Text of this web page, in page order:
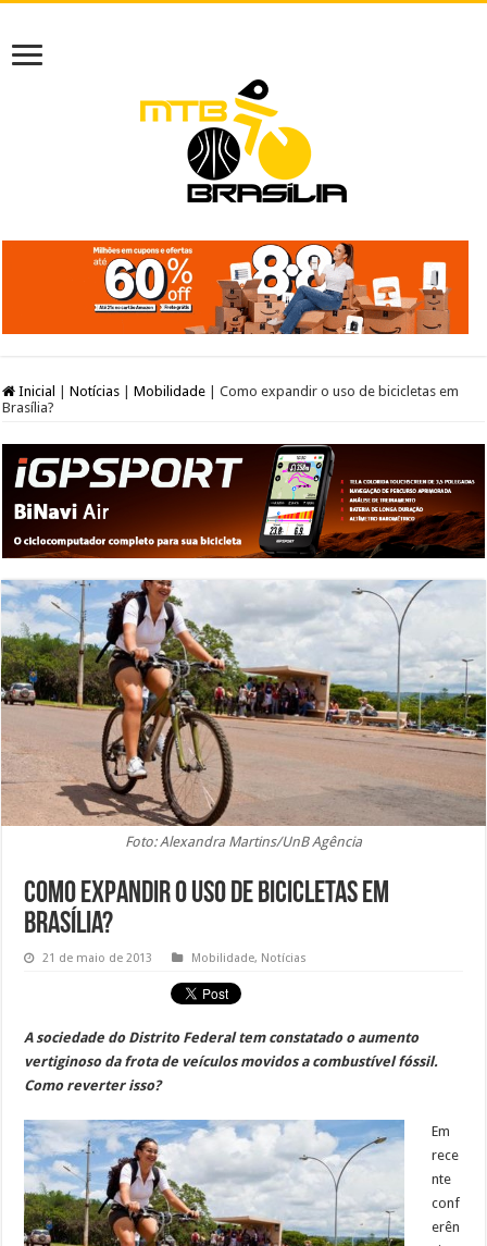
Inicial Notícias Mobilidade
Como expandir o uso de bicicletas em
Brasília?
Foto: Alexandra Martins/UnB Agência
Como expandir o uso de bicicletas em
Brasília?
21 de maio de 2013 Mobilidade, Notícias
A sociedade do Distrito Federal tem constatado o aumento
vertiginoso da frota de veículos movidos a combustível fóssil.
Como reverter isso?
Em
rece
nte
conf
erên